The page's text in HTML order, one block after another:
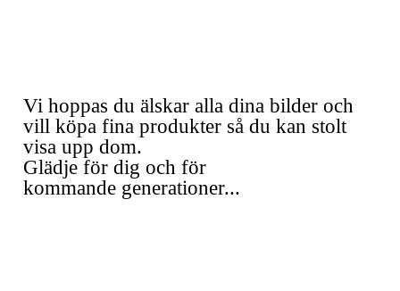
Vi hoppas du älskar alla dina bilder och
vill köpa fina produkter så du kan stolt
visa upp dom.
Glädje för dig och för
kommande generationer...